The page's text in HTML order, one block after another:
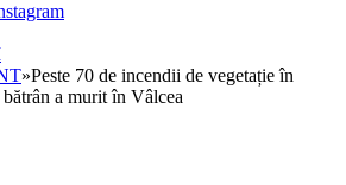
»Peste 70 de incendii de vegetație în
a murit în Vâlcea